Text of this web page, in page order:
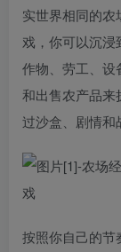
实世界相同的
戏，你可以沉
作物、劳工、设
和出售农产品来
过沙盒、剧情和
按照你自己的节